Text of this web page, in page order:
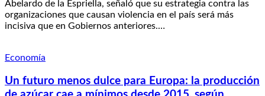
Abelardo de la Espriella, señaló que su estrategia contra las
organizaciones que causan violencia en el país será más
incisiva que en Gobiernos anteriores.…
Economía
Un futuro menos dulce para Europa: la producción